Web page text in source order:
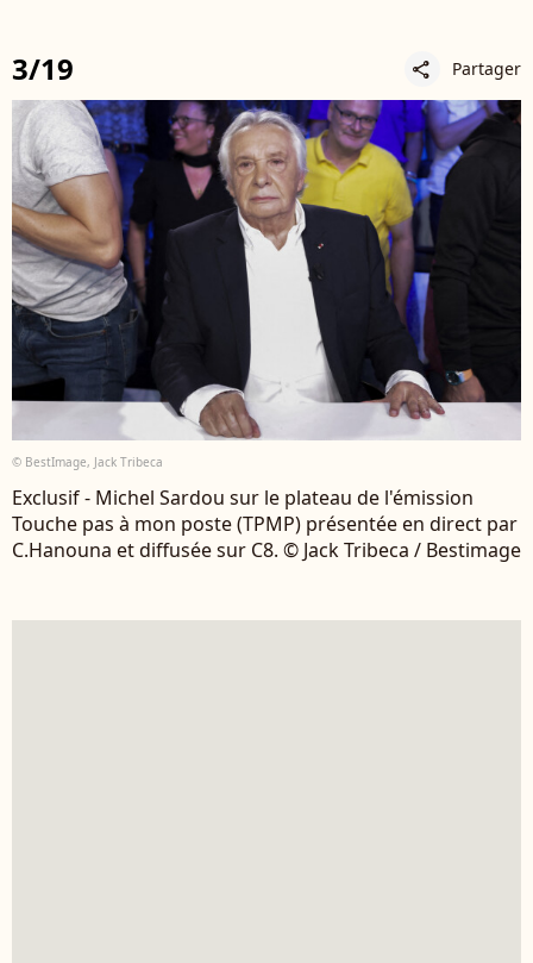
3/19 share Partager
© BestImage, Jack Tribeca
Exclusif - Michel Sardou sur le plateau de l'émission
Touche pas à mon poste (TPMP) présentée en direct par
C.Hanouna et diffusée sur C8. © Jack Tribeca / Bestimage